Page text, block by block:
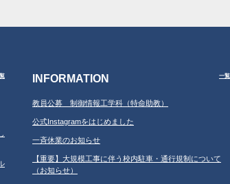
INFORMATION 一覧
教員公募 制御情報工学科（特命助教）
公式Instagramをはじめました
一斉休業のお知らせ
【重要】大規模工事に伴う校内駐車・通行規制について
（お知らせ）